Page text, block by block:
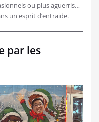
ou plus aguerris…
un esprit d’entraide.
par les